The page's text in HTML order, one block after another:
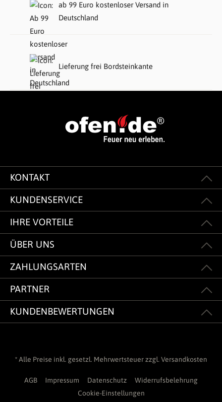
ab 99 Euro kostenloser Versand in
Deutschland
Lieferung frei Bordsteinkante
KONTAKT
KUNDENSERVICE
IHRE VORTEILE
ÜBER UNS
ZAHLUNGSARTEN
PARTNER
KUNDENBEWERTUNGEN
* Alle Preise inkl. gesetzl. Mehrwertsteuer zzgl. Versandkosten
AGB Impressum Datenschutz
Widerrufsbelehrung
Cookie-Einstellungen